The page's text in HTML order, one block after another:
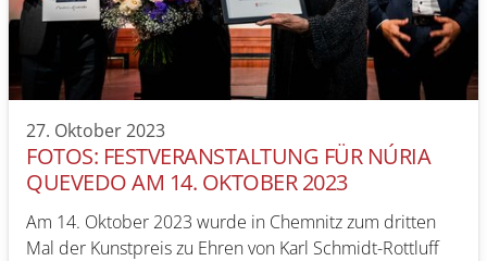
27. Oktober 2023
FOTOS: FESTVERANSTALTUNG FÜR NÚRIA
QUEVEDO AM 14. OKTOBER 2023
Am 14. Oktober 2023 wurde in Chemnitz zum dritten
Mal der Kunstpreis zu Ehren von Karl Schmidt-Rottluff